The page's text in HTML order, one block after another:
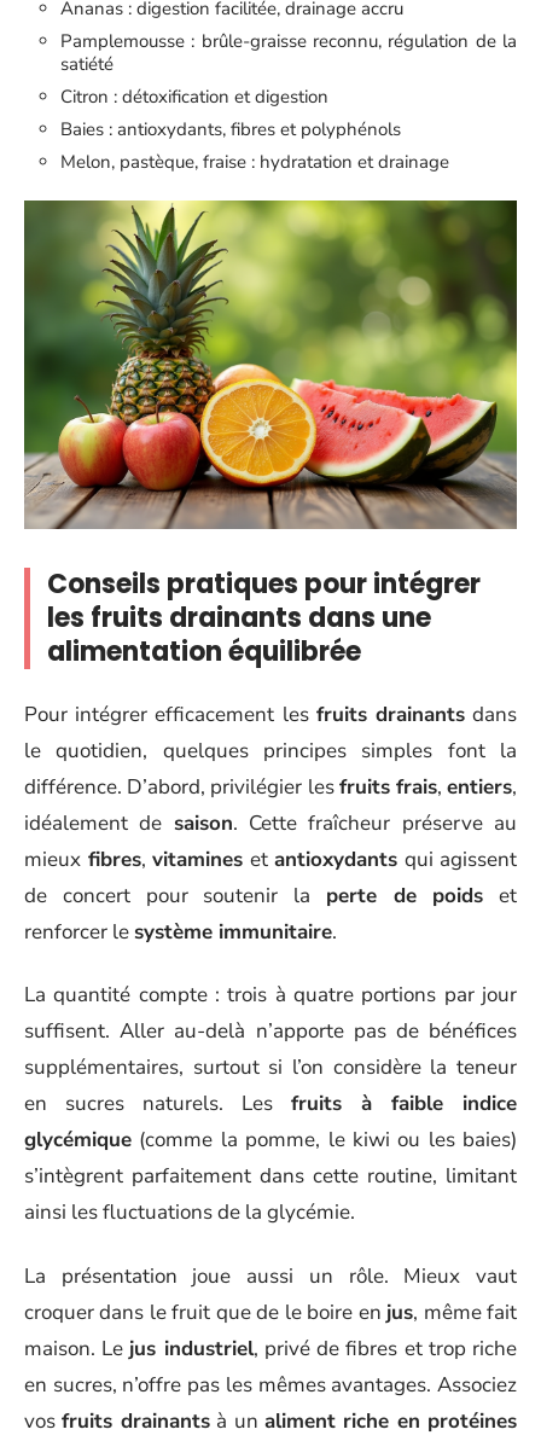
Ananas : digestion facilitée, drainage accru
Pamplemousse : brûle-graisse reconnu, régulation de la
satiété
Citron : détoxification et digestion
Baies : antioxydants, fibres et polyphénols
Melon, pastèque, fraise : hydratation et drainage
Conseils pratiques pour intégrer
les fruits drainants dans une
alimentation équilibrée
Pour intégrer efficacement les fruits drainantsdans
le quotidien, quelques principes simples font la
différence. D’abord, privilégier lesfruits frais,entiers,
idéalement de saison. Cette fraîcheur préserve au
mieux fibres, vitamines et antioxydants qui agissent
de concert pour soutenir la perte de poids et
renforcer le système immunitaire.
La quantité compte : trois à quatre portions par jour
suffisent. Aller au-delà n’apporte pas de bénéfices
supplémentaires, surtout si l’on considère la teneur
en sucres naturels. Les fruits à faible indice
glycémique (comme la pomme, le kiwi ou les baies)
s’intègrent parfaitement dans cette routine, limitant
ainsi les fluctuations de la glycémie.
La présentation joue aussi un rôle. Mieux vaut
croquer dans le fruit que de le boire en jus, même fait
maison. Le jus industriel, privé de fibres et trop riche
en sucres, n’offre pas les mêmes avantages. Associez
vosfruits drainantsà un aliment riche en protéines